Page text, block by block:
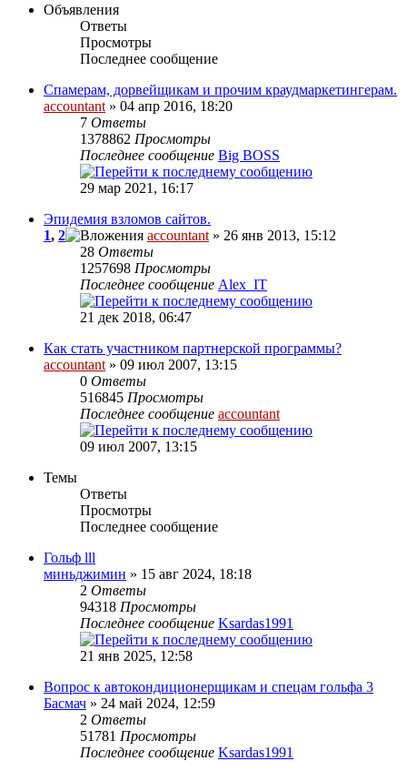
Объявления
Ответы
Просмотры
Последнее сообщение
Спамерам, дорвейщикам и прочим краудмаркетингерам.
accountant » 04 апр 2016, 18:20
7 Ответы
1378862 Просмотры
Последнее сообщение Big BOSS
29 мар 2021, 16:17
Эпидемия взломов сайтов.
1, 2 accountant » 26 янв 2013, 15:12
28 Ответы
1257698 Просмотры
Последнее сообщение Alex_IT
21 дек 2018, 06:47
Как стать участником партнерской программы?
accountant » 09 июл 2007, 13:15
0 Ответы
516845 Просмотры
Последнее сообщение accountant
09 июл 2007, 13:15
Темы
Ответы
Просмотры
Последнее сообщение
Гольф lll
миньджимин » 15 авг 2024, 18:18
2 Ответы
94318 Просмотры
Последнее сообщение Ksardas1991
21 янв 2025, 12:58
Вопрос к автокондиционерщикам и спецам гольфа 3
Басмач » 24 май 2024, 12:59
2 Ответы
51781 Просмотры
Последнее сообщение Ksardas1991